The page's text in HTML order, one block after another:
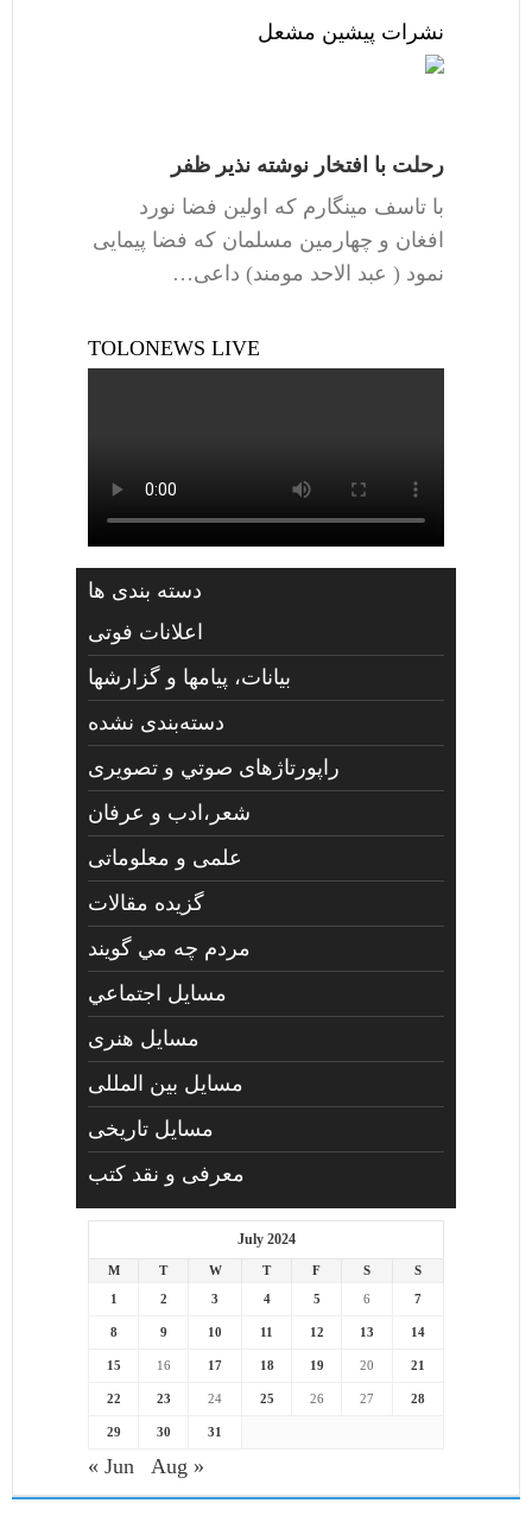
نشرات پیشین مشعل
رحلت با افتخار نوشته نذیر ظفر
با تاسف مینگارم که اولین فضا نورد
افغان و چهارمین مسلمان که فضا پیمایی
نمود ( عبد الاحد مومند) داعی…
TOLONEWS LIVE
دسته بندی ها
اعلانات فوتی
بیانات، پیامها و گزارشها
دسته‌بندی نشده
راپورتاژهای صوتي و تصويری
شعر،ادب و عرفان
علمی و معلوماتی
گزیده مقالات
مردم چه مي گويند
مسايل اجتماعي
مسايل هنری
مسایل بین المللی
مسایل تاریخی
معرفی و نقد کتب
July 2024
M T W T F S
S
1
2 3 4 5 6 7
8 9 10 11 12 13 14
15 16 17 18 19 20 21
22 23 24 25 26 27 28
29 30 31
« Jun Aug »